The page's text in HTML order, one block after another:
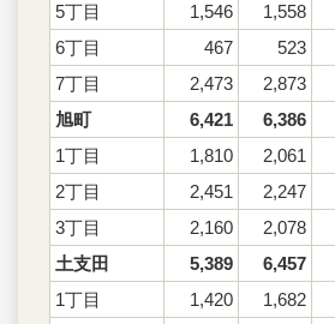
5丁目
1,546 1,558
6丁目
467 523
7丁目
2,473 2,873
旭町
6,421 6,386
1丁目
1,810 2,061
2丁目
2,451 2,247
3丁目
2,160 2,078
土支田
5,389 6,457
1丁目
1,420 1,682